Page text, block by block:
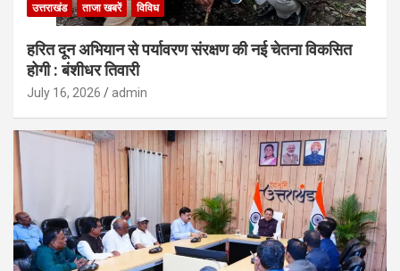
उत्तराखंड ताजा खबरें विविध
हरित दून अभियान से पर्यावरण संरक्षण की नई चेतना विकसित
होगी : बंशीधर तिवारी
July 16, 2026 admin